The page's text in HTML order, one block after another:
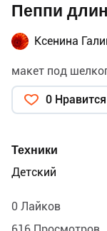
Пеппи
Ксенина
макет под
0 Нравится
Техники
Детский
0 Лайков